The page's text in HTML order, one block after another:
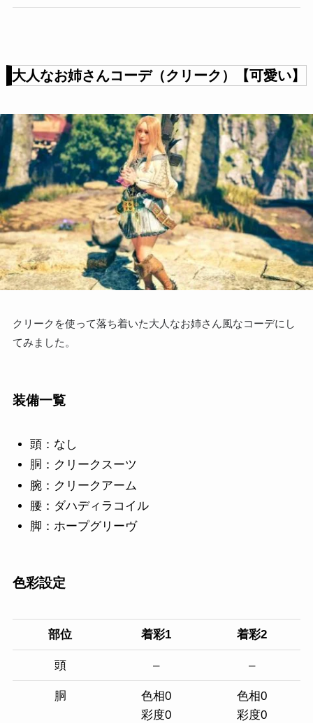
大人なお姉さんコーデ（クリーク）【可愛い】
クリークを使って落ち着いた大人なお姉さん風なコーデにし
てみました。
装備一覧
頭：なし
胴：クリークスーツ
腕：クリークアーム
腰：ダハディラコイル
脚：ホープグリーヴ
色彩設定
部位 着彩1 着彩2
頭 – –
胴
色相0
彩度0
色相0
彩度0